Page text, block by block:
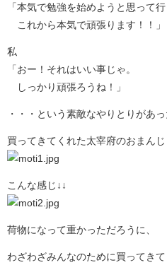
「本気で勉強を始めようと思って行
これから本気で頑張ります！！」
私
「おー！それはいい事じゃ。
しっかり頑張ろうね！」
・・・という素敵なやりとりがあっ
買ってきてくれた太宰府のおまんじ
こんな感じ↓↓
荷物になって重かっただろうに、
わざわざみんなのために買ってきて